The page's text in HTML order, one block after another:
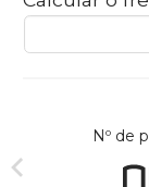
Nº de